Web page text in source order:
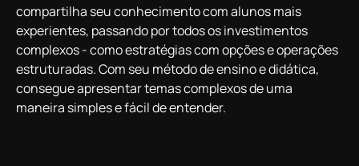
compartilha seu conhecimento com alunos mais
experientes, passando por todos os investimentos
complexos - como estratégias com opções e operações
estruturadas. Com seu método de ensino e didática,
consegue apresentar temas complexos de uma
maneira simples e fácil de entender.